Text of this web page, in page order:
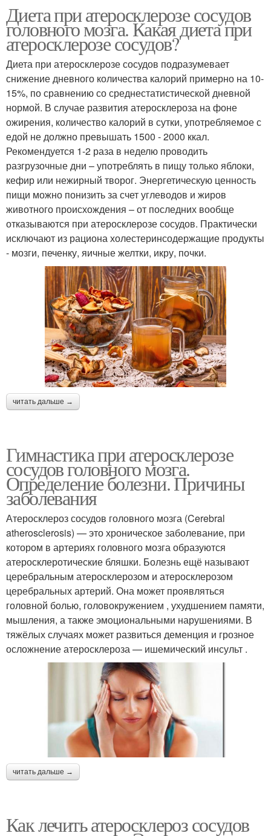
Диета при атеросклерозе сосудов
головного мозга. Какая диета при
атеросклерозе сосудов?
Диета при атеросклерозе сосудов подразумевает
снижение дневного количества калорий примерно на 10-
15%, по сравнению со среднестатистической дневной
нормой. В случае развития атеросклероза на фоне
ожирения, количество калорий в сутки, употребляемое с
едой не должно превышать 1500 - 2000 ккал.
Рекомендуется 1-2 раза в неделю проводить
разгрузочные дни – употреблять в пищу только яблоки,
кефир или нежирный творог. Энергетическую ценность
пищи можно понизить за счет углеводов и жиров
животного происхождения – от последних вообще
отказываются при атеросклерозе сосудов. Практически
исключают из рациона холестеринсодержащие продукты
- мозги, печенку, яичные желтки, икру, почки.
читать дальше →
Гимнастика при атеросклерозе
сосудов головного мозга.
Определение болезни. Причины
заболевания
Атеросклероз сосудов головного мозга (Cerebral
atherosclerosis) — это хроническое заболевание, при
котором в артериях головного мозга образуются
атеросклеротические бляшки. Болезнь ещё называют
церебральным атеросклерозом и атеросклерозом
церебральных артерий. Она может проявляться
головной болью, головокружением , ухудшением памяти,
мышления, а также эмоциональными нарушениями. В
тяжёлых случаях может развиться деменция и грозное
осложнение атеросклероза — ишемический инсульт .
читать дальше →
Как лечить атеросклероз сосудов